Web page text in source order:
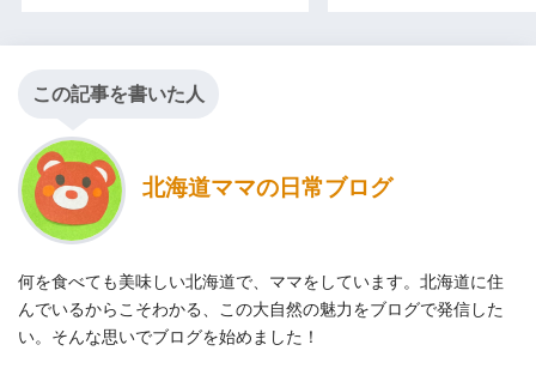
この記事を書いた人
北海道ママの日常ブログ
何を食べても美味しい北海道で、ママをしています。北海道に住
んでいるからこそわかる、この大自然の魅力をブログで発信した
い。そんな思いでブログを始めました！